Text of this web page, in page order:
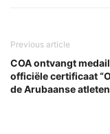
Previous article
COA ontvangt
officiële certificaat
de Arubaanse atleten